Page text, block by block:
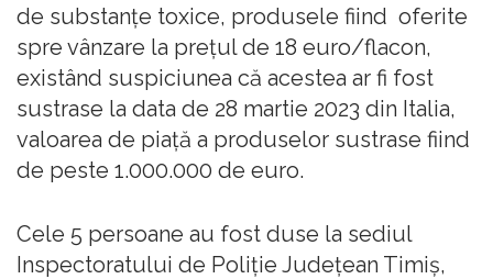
de substanţe toxice, produsele fiind oferite
spre vânzare la preţul de 18 euro/flacon,
existând suspiciunea că acestea ar fi fost
sustrase la data de 28 martie 2023 din Italia,
valoarea de piaţă a produselor sustrase fiind
de peste 1.000.000 de euro.
Cele 5 persoane au fost duse la sediul
Inspectoratului de Poliţie Judeţean Timiş,